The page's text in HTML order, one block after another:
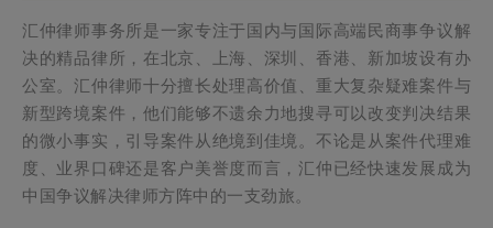
汇仲律师事务所是一家专注于国内与国际高端民商事争议解
决的精品律所，在北京、上海、深圳、香港、新加坡设有办
公室。汇仲律师十分擅长处理高价值、重大复杂疑难案件与
新型跨境案件，他们能够不遗余力地搜寻可以改变判决结果
的微小事实，引导案件从绝境到佳境。不论是从案件代理难
度、业界口碑还是客户美誉度而言，汇仲已经快速发展成为
中国争议解决律师方阵中的一支劲旅。